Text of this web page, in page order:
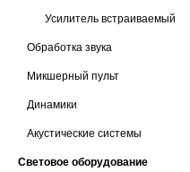
Усилитель встраиваемый
Обработка звука
Микшерный пульт
Динамики
Акустические системы
Световое оборудование